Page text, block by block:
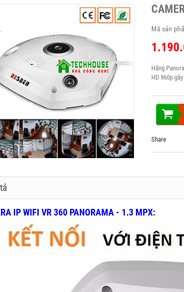
Mã sản
Hãng
HD 960p
Share
IP WIFI VR 360 PANORAMA - 1.3 MPX: